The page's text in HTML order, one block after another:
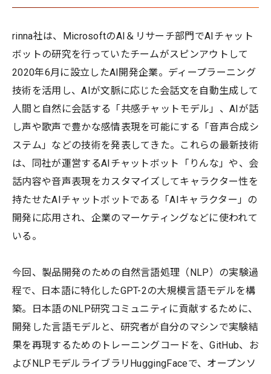
rinna社は、MicrosoftのAI＆リサーチ部門でAIチャット
ボットの研究を行っていたチームがスピンアウトして
2020年6月に設立したAI開発企業。ディープラーニング
技術を活用し、AIが文脈に応じた会話文を自動生成して
人間と自然に会話する「共感チャットモデル」、AIが話
し声や歌声で豊かな感情表現を可能にする「音声合成シ
ステム」などの技術を発表してきた。これらの最新技術
は、同社が運営するAIチャットボット「りんな」や、会
話内容や音声表現をカスタマイズしてキャラクター性を
持たせたAIチャットボットである「AIキャラクター」の
開発に応用され、企業のマーケティングなどに使われて
いる。
今回、製品開発のための自然言語処理（NLP）の実験過
程で、日本語に特化したGPT-2の大規模言語モデルを構
築。日本語のNLP研究コミュニティに貢献するために、
開発した言語モデルと、研究者が自分のマシンで実験結
果を再現するためのトレーニングコードを、GitHub、お
よびNLPモデルライブラリHuggingFaceで、オープンソ